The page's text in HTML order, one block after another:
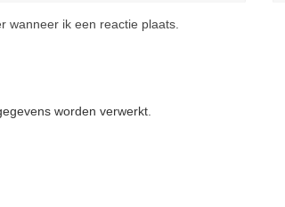
wanneer ik een reactie plaats.
worden verwerkt